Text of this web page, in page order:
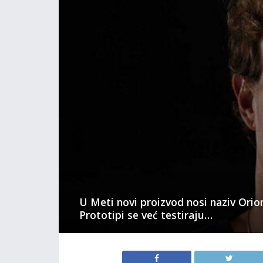
U Meti novi proizvod nosi naziv
Prototipi se već testiraju…